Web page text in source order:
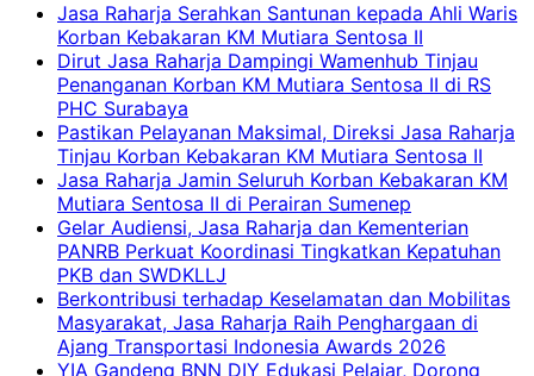
Jasa Raharja Serahkan Santunan kepada Ahli Waris
Korban Kebakaran KM Mutiara Sentosa II
Dirut Jasa Raharja Dampingi Wamenhub Tinjau
Penanganan Korban KM Mutiara Sentosa II di RS
PHC Surabaya
Pastikan Pelayanan Maksimal, Direksi Jasa Raharja
Tinjau Korban Kebakaran KM Mutiara Sentosa II
Jasa Raharja Jamin Seluruh Korban Kebakaran KM
Mutiara Sentosa II di Perairan Sumenep
Gelar Audiensi, Jasa Raharja dan Kementerian
PANRB Perkuat Koordinasi Tingkatkan Kepatuhan
PKB dan SWDKLLJ
Berkontribusi terhadap Keselamatan dan Mobilitas
Masyarakat, Jasa Raharja Raih Penghargaan di
Ajang Transportasi Indonesia Awards 2026
YIA Gandeng BNN DIY Edukasi Pelajar, Dorong